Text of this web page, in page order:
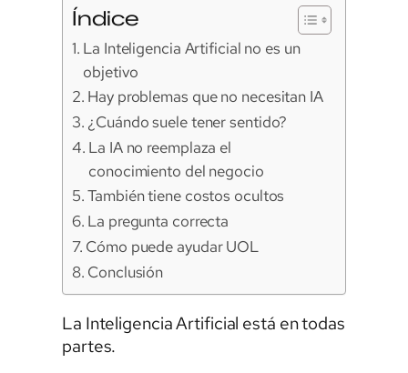
Índice
La Inteligencia Artificial no es un
objetivo
Hay problemas que no necesitan IA
¿Cuándo suele tener sentido?
La IA no reemplaza el
conocimiento del negocio
También tiene costos ocultos
La pregunta correcta
Cómo puede ayudar UOL
Conclusión
La Inteligencia Artificial está en todas
partes.